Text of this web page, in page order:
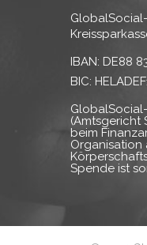
IBAN: DE88
BIC:
(Amtsgericht
beim
Spende ist